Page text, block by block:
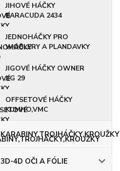
JIHOVÉ HÁČKY
BARACUDA 2434
JEDNOHÁČKY PRO
WOBLERY A PLANDAVKY
JIGOVÉ HÁČKY OWNER
JIG 29
OFFSETOVÉ HÁČKY
KUMHO,VMC
KARABINY,TROJHÁČKY,KROUŽKY
3D-4D OČI A FÓLIE